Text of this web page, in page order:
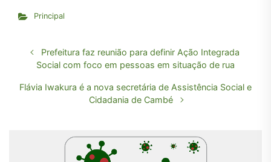
Principal
Prefeitura faz reunião para definir Ação Integrada
Social com foco em pessoas em situação de rua
Flávia Iwakura é a nova secretária de Assistência Social e
Cidadania de Cambé